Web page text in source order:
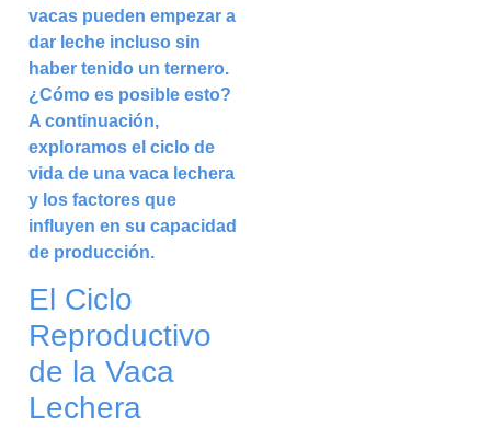
vacas pueden empezar a
dar leche incluso sin
haber tenido un ternero.
¿Cómo es posible esto?
A continuación,
exploramos el ciclo de
vida de una vaca lechera
y los factores que
influyen en su capacidad
de producción.
El Ciclo
Reproductivo
de la Vaca
Lechera